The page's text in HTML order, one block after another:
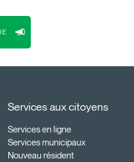
Services aux citoyens
Services en ligne
Services municipaux
Nouveau résident